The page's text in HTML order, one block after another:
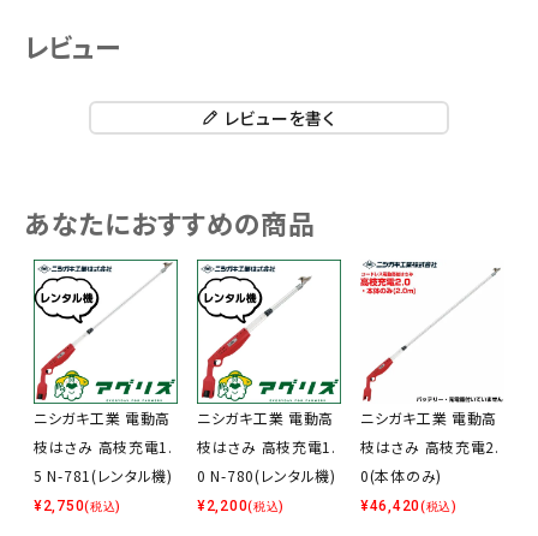
レビュー
レビューを書く
あなたにおすすめの商品
ニシガキ工業 電動高
枝はさみ 高枝充電1.
5 N-781(レンタル機)
¥2,750(税込)
ニシガキ工業 電動高
枝はさみ 高枝充電1.
0 N-780(レンタル機)
¥2,200(税込)
ニシガキ工業 電動高
枝はさみ 高枝充電2.
0(本体のみ)
¥46,420(税込)